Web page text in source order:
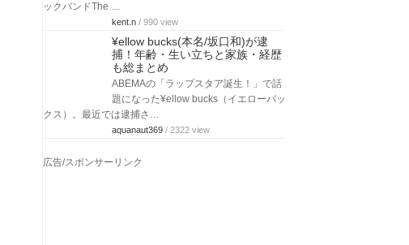
ックバンドThe …
kent.n / 990 view
¥ellow bucks(本名/坂口和)が逮
捕！年齢・生い立ちと家族・経歴
も総まとめ
ABEMAの「ラップスタア誕生！」で話
題になった¥ellow bucks（イエローバッ
クス）。最近では逮捕さ…
aquanaut369 / 2322 view
広告/スポンサーリンク